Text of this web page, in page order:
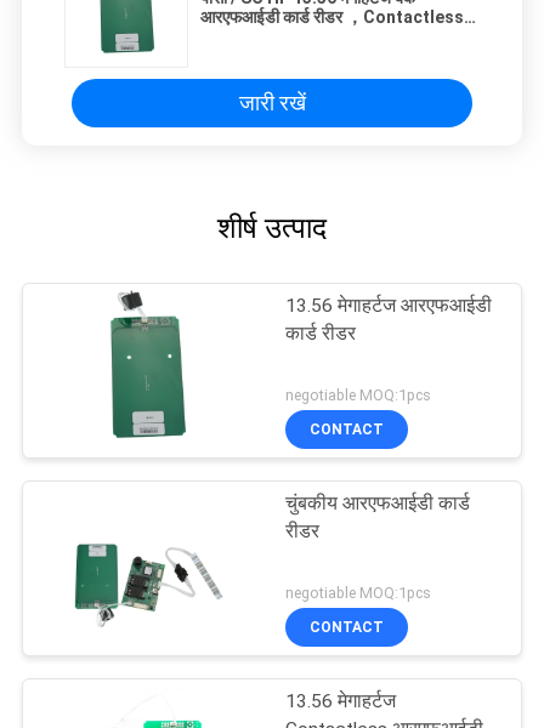
आरएफआईडी कार्ड रीडर ，Contactless
जारी रखें
शीर्ष उत्पाद
13.56 मेगाहर्टज आरएफआईडी
कार्ड रीडर
negotiable MOQ:1pcs
CONTACT
चुंबकीय आरएफआईडी कार्ड
रीडर
negotiable MOQ:1pcs
CONTACT
13.56 मेगाहर्टज